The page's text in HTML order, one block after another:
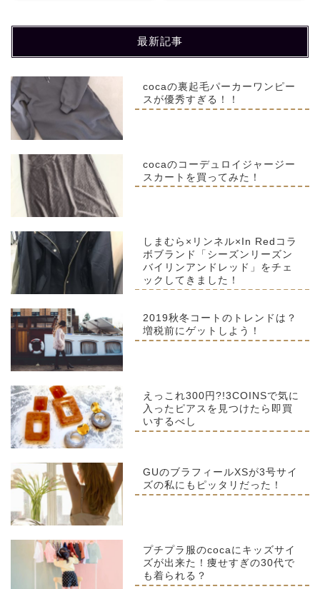
最新記事
cocaの裏起毛パーカーワンピー
スが優秀すぎる！！
cocaのコーデュロイジャージー
スカートを買ってみた！
しまむら×リンネル×In Redコラ
ボブランド「シーズンリーズン
バイリンアンドレッド」をチェ
ックしてきました！
2019秋冬コートのトレンドは？
増税前にゲットしよう！
えっこれ300円?!3COINSで気に
入ったピアスを見つけたら即買
いするべし
GUのブラフィールXSが3号サイ
ズの私にもピッタリだった！
プチプラ服のcocaにキッズサイ
ズが出来た！痩せすぎの30代で
も着られる？